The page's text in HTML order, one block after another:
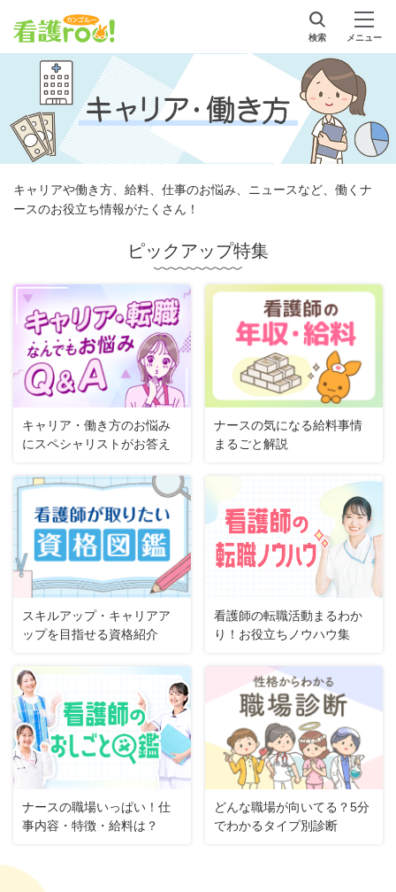
検索 メニュー
キャリアや働き方、給料、仕事のお悩み、ニュースなど、働くナ
ースのお役立ち情報がたくさん！
ピックアップ特集
キャリア・働き方のお悩み
にスペシャリストがお答え
ナースの気になる給料事情
まるごと解説
スキルアップ・キャリアア
ップを目指せる資格紹介
看護師の転職活動まるわか
り！お役立ちノウハウ集
ナースの職場いっぱい！仕
事内容・特徴・給料は？
どんな職場が向いてる？5分
でわかるタイプ別診断